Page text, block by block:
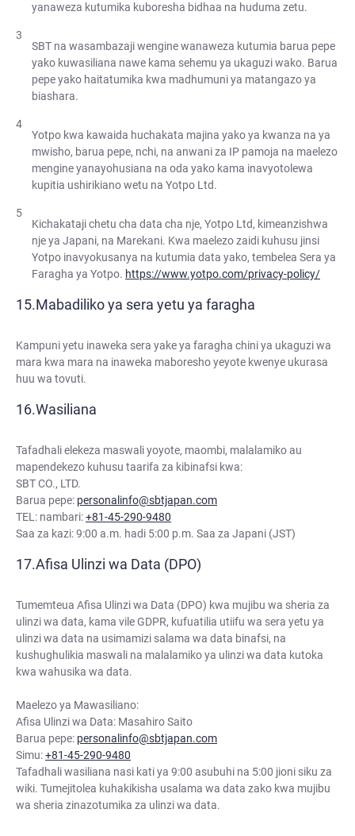
yanaweza kutumika kuboresha bidhaa na huduma zetu.
SBT na wasambazaji wengine wanaweza kutumia barua pepe
yako kuwasiliana nawe kama sehemu ya ukaguzi wako. Barua
pepe yako haitatumika kwa madhumuni ya matangazo ya
biashara.
Yotpo kwa kawaida huchakata majina yako ya kwanza na ya
mwisho, barua pepe, nchi, na anwani za IP pamoja na maelezo
mengine yanayohusiana na oda yako kama inavyotolewa
kupitia ushirikiano wetu na Yotpo Ltd.
Kichakataji chetu cha data cha nje, Yotpo Ltd, kimeanzishwa
nje ya Japani, na Marekani. Kwa maelezo zaidi kuhusu jinsi
Yotpo inavyokusanya na kutumia data yako, tembelea Sera ya
Faragha ya Yotpo. https://www.yotpo.com/privacy-policy/
Mabadiliko ya sera yetu ya faragha
Kampuni yetu inaweka sera yake ya faragha chini ya ukaguzi wa
mara kwa mara na inaweka maboresho yeyote kwenye ukurasa
huu wa tovuti.
Wasiliana
Tafadhali elekeza maswali yoyote, maombi, malalamiko au
mapendekezo kuhusu taarifa za kibinafsi kwa:
SBT CO., LTD.
Barua pepe: personalinfo@sbtjapan.com
TEL: nambari:+81-45-290-9480
Saa za kazi: 9:00 a.m. hadi 5:00 p.m. Saa za Japani (JST)
Afisa Ulinzi wa Data (DPO)
Tumemteua Afisa Ulinzi wa Data (DPO) kwa mujibu wa sheria za
ulinzi wa data, kama vile GDPR, kufuatilia utiifu wa sera yetu ya
ulinzi wa data na usimamizi salama wa data binafsi, na
kushughulikia maswali na malalamiko ya ulinzi wa data kutoka
kwa wahusika wa data.
Maelezo ya Mawasiliano:
Afisa Ulinzi wa Data: Masahiro Saito
Barua pepe: personalinfo@sbtjapan.com
Simu:+81-45-290-9480
Tafadhali wasiliana nasi kati ya 9:00 asubuhi na 5:00 jioni siku za
wiki. Tumejitolea kuhakikisha usalama wa data zako kwa mujibu
wa sheria zinazotumika za ulinzi wa data.